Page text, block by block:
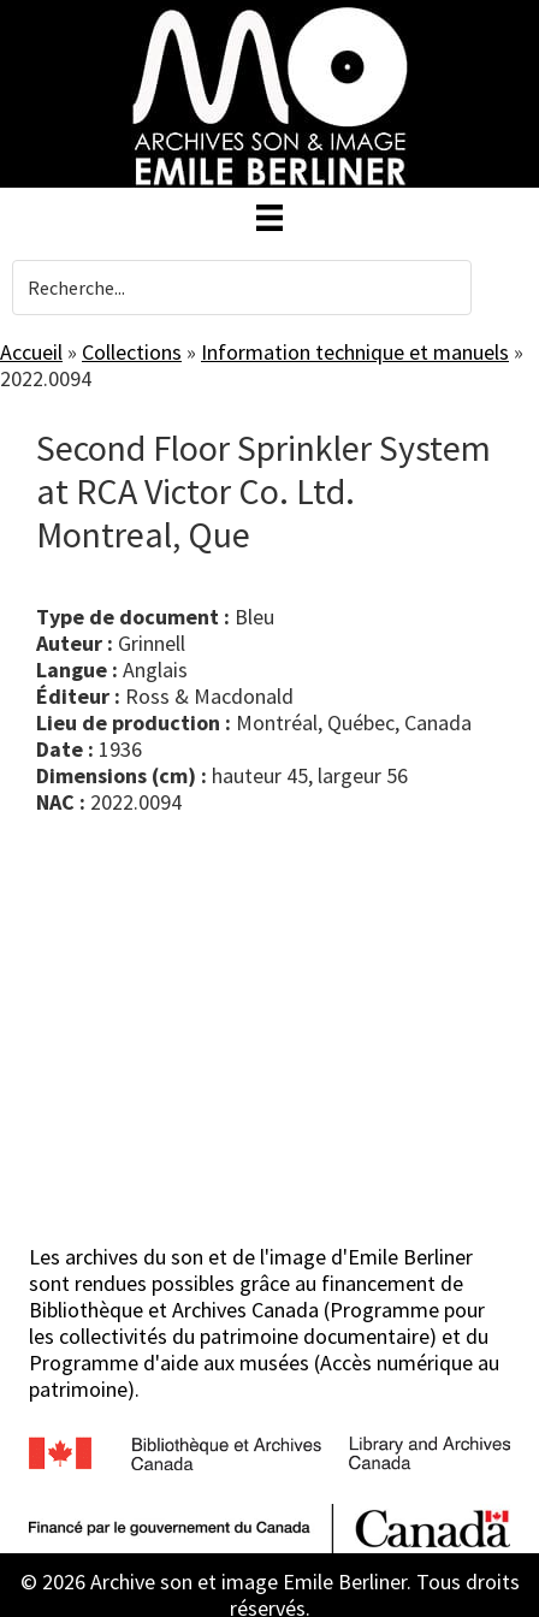
Accueil » Collections » Information technique et manuels »
2022.0094
Second Floor Sprinkler System
at RCA Victor Co. Ltd.
Montreal, Que
Type de document :
bleu
Auteur : Grinnell
Langue : Anglais
Éditeur : Ross & Macdonald
Lieu de production : Montréal, Québec, Canada
Date : 1936
Dimensions (cm) : hauteur 45, largeur 56
NAC : 2022.0094
Les archives du son et de l'image d'Emile Berliner
sont rendues possibles grâce au financement de
Bibliothèque et Archives Canada (Programme pour
les collectivités du patrimoine documentaire) et du
Programme d'aide aux musées (Accès numérique au
patrimoine).
© 2026 Archive son et image Emile Berliner. Tous droits
réservés.